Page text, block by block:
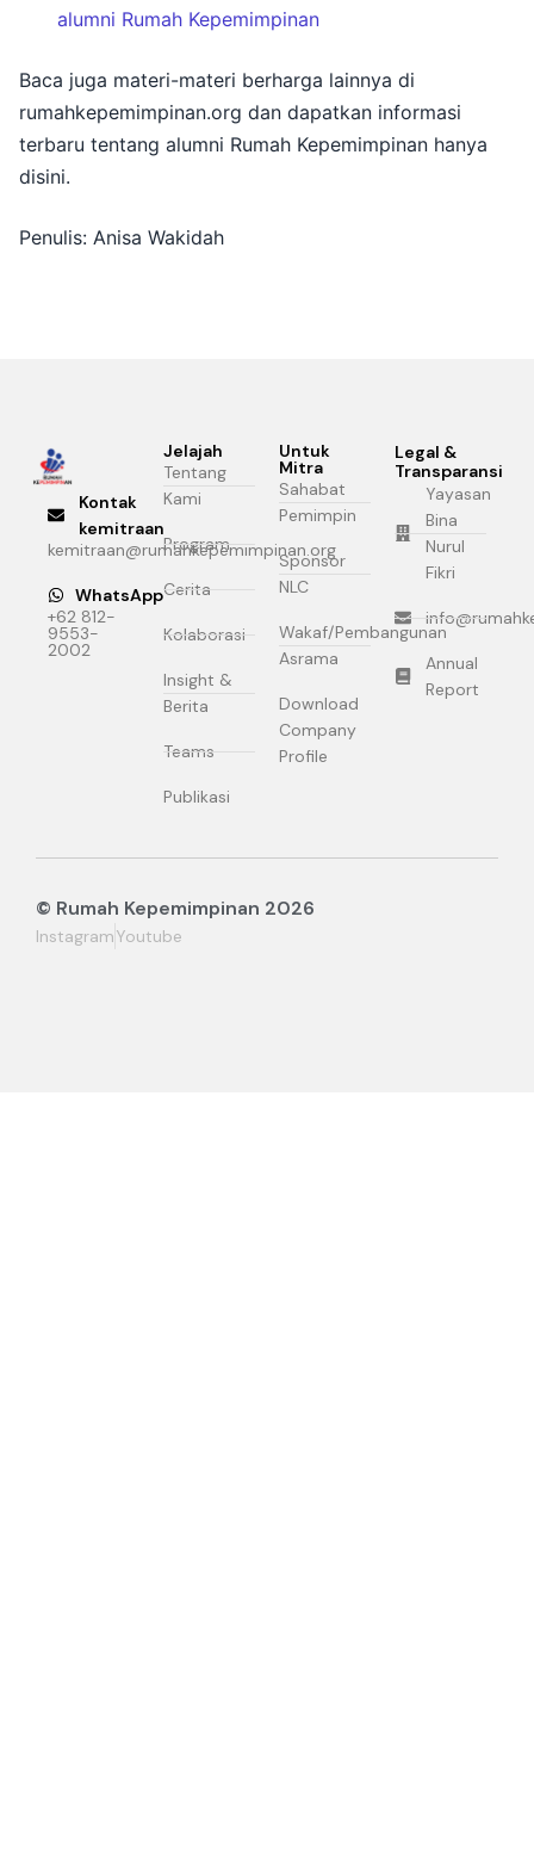
alumni Rumah Kepemimpinan
Baca juga materi-materi berharga lainnya di
rumahkepemimpinan.org dan dapatkan informasi
terbaru tentang alumni Rumah Kepemimpinan hanya
disini.
Penulis: Anisa Wakidah
Kontak
kemitraan
kemitraan@rumahkepemimpinan.org
WhatsApp
+62 812-
9553-
2002
Jelajah
Tentang
Kami
Program
Cerita
Kolaborasi
Insight &
Berita
Teams
Publikasi
Untuk
Mitra
Sahabat
Pemimpin
Sponsor
NLC
Wakaf/Pembangunan
Asrama
Download
Company
Profile
Legal &
Transparansi
Yayasan
Bina
Nurul
Fikri
Annual
Report
© Rumah Kepemimpinan 2026
InstagramYoutube